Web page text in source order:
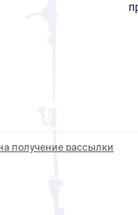
получение рассылки